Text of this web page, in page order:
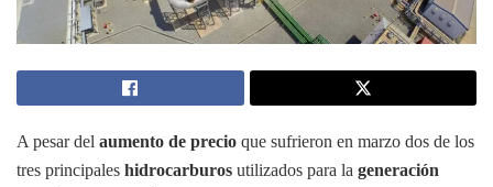
A pesar del aumento de precio que sufrieron en marzo dos de los
tres principales hidrocarburos utilizados para la generación